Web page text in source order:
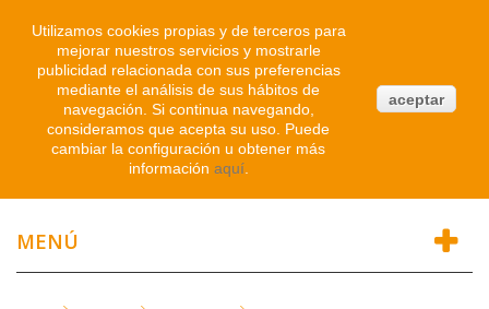
Atendemos WhatsApp
91 214 1542
MENÚ
Utilizamos cookies propias y de terceros para
mejorar nuestros servicios y mostrarle
publicidad relacionada con sus preferencias
mediante el análisis de sus hábitos de
navegación. Si continua navegando,
consideramos que acepta su uso. Puede
cambiar la configuración u obtener más
información aquí.
aceptar